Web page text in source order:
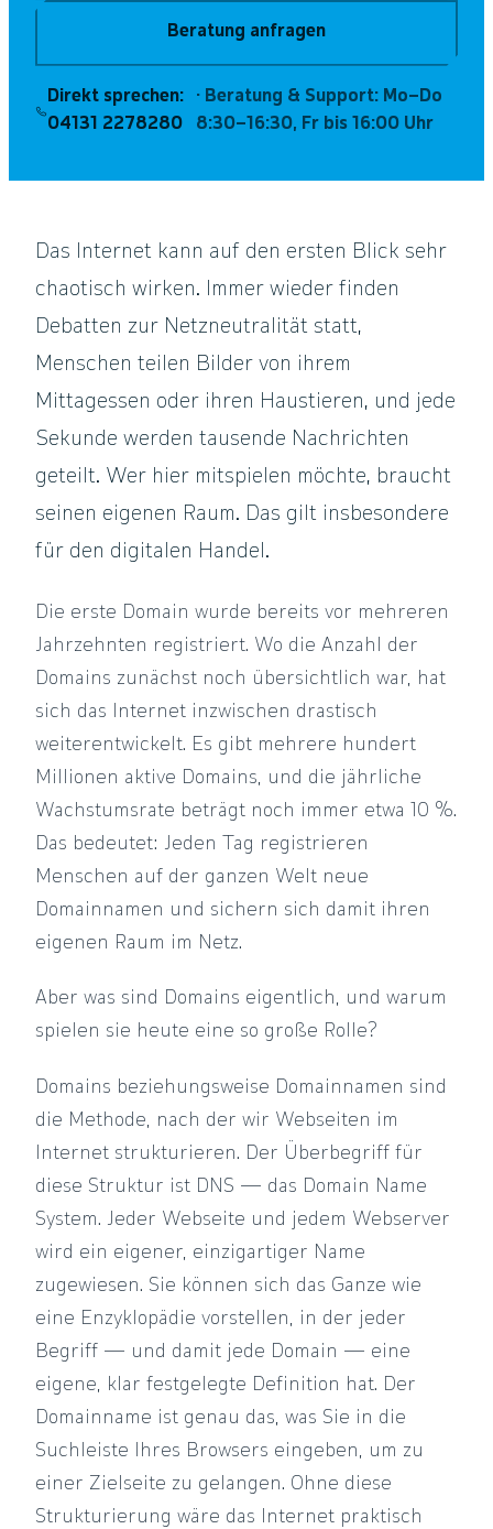
Beratung anfragen
Direkt sprechen:
04131 2278280
· Beratung & Support: Mo–Do
8:30–16:30, Fr bis 16:00 Uhr
Das Internet kann auf den ersten Blick sehr
chaotisch wirken. Immer wieder finden
Debatten zur Netzneutralität statt,
Menschen teilen Bilder von ihrem
Mittagessen oder ihren Haustieren, und jede
Sekunde werden tausende Nachrichten
geteilt. Wer hier mitspielen möchte, braucht
seinen eigenen Raum. Das gilt insbesondere
für den digitalen Handel.
Die erste Domain wurde bereits vor mehreren
Jahrzehnten registriert. Wo die Anzahl der
Domains zunächst noch übersichtlich war, hat
sich das Internet inzwischen drastisch
weiterentwickelt. Es gibt mehrere hundert
Millionen aktive Domains, und die jährliche
Wachstumsrate beträgt noch immer etwa 10 %.
Das bedeutet: Jeden Tag registrieren
Menschen auf der ganzen Welt neue
Domainnamen und sichern sich damit ihren
eigenen Raum im Netz.
Aber was sind Domains eigentlich, und warum
spielen sie heute eine so große Rolle?
Domains beziehungsweise Domainnamen sind
die Methode, nach der wir Webseiten im
Internet strukturieren. Der Überbegriff für
diese Struktur ist DNS — das Domain Name
System. Jeder Webseite und jedem Webserver
wird ein eigener, einzigartiger Name
zugewiesen. Sie können sich das Ganze wie
eine Enzyklopädie vorstellen, in der jeder
Begriff — und damit jede Domain — eine
eigene, klar festgelegte Definition hat. Der
Domainname ist genau das, was Sie in die
Suchleiste Ihres Browsers eingeben, um zu
einer Zielseite zu gelangen. Ohne diese
Strukturierung wäre das Internet praktisch